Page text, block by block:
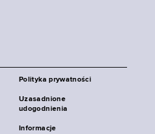
Polityka prywatności
Uzasadnione
udogodnienia
Informacje